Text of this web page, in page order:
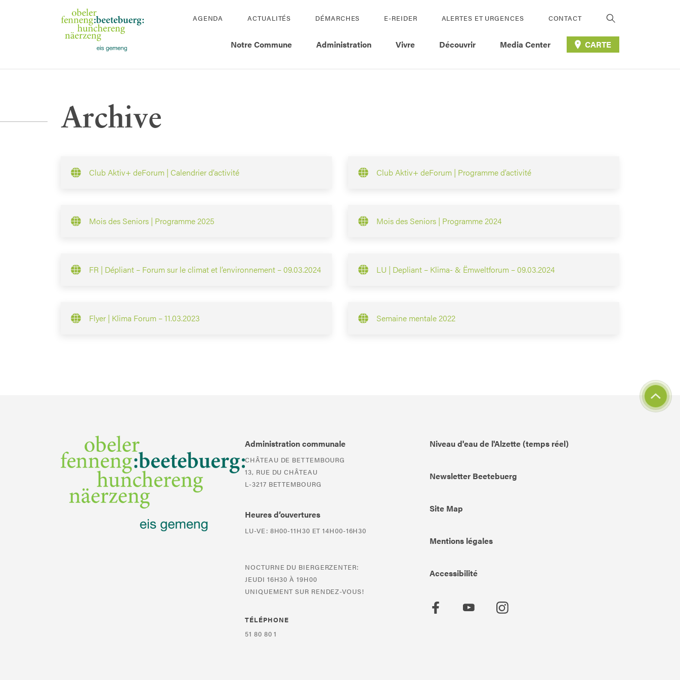
AGENDA ACTUALITÉS DÉMARCHES E-REIDER ALERTES ET URGENCES CONTACT
Notre Commune Administration Vivre Découvrir Media Center CARTE
Archive
Club Aktiv+ deForum | Calendrier d’activité Club Aktiv+ deForum | Programme d’activité
Mois des Seniors | Programme 2025 Mois des Seniors | Programme 2024
FR | Dépliant – Forum sur le climat et l’environnement – 09.03.2024 LU | Depliant – Klima- & Ëmweltforum – 09.03.2024
Flyer | Klima Forum – 11.03.2023 Semaine mentale 2022
Administration communale
CHÂTEAU DE BETTEMBOURG
13, RUE DU CHÂTEAU
L-3217 BETTEMBOURG
Heures d’ouvertures
LU-VE: 8H00-11H30 ET 14H00-16H30
NOCTURNE DU BIERGERZENTER:
JEUDI 16H30 À 19H00
UNIQUEMENT SUR RENDEZ-VOUS!
TÉLÉPHONE
51 80 80 1
Niveau d'eau de l'Alzette (temps réel)
Newsletter Beetebuerg
Site Map
Mentions légales
Accessibilité